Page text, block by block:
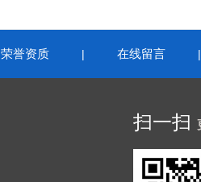
荣誉资质 | 在线留言
扫一扫